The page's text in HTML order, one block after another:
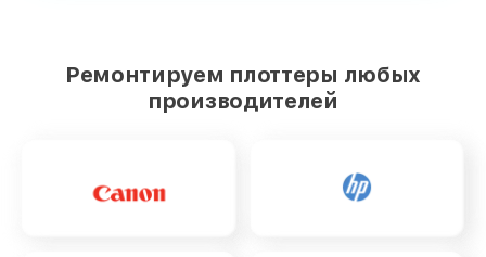
Ремонтируем плоттеры любых
производителей